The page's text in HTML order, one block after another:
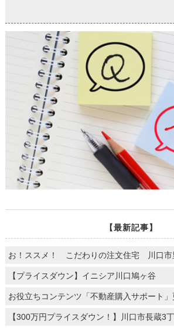
【最新記事】
お！ススメ！ こだわりの注文住宅 川口
【プライスダウン】イニシア川口鳩ヶ谷
お役立ちコンテンツ「不動産購入サポート」
【300万円プライスダウン！】川口市長蔵3